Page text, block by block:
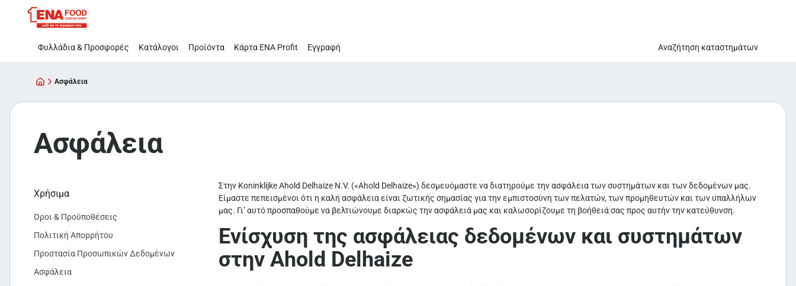
Παράλειψη
Ασφάλεια
Φυλλάδια & Προσφορές Κατάλογοι Προϊόντα Κάρτα ΕΝΑ Profit Εγγραφή Αναζήτηση καταστημάτων
Ασφάλεια
Ασφάλεια
Χρήσιμα
Όροι & Προϋποθέσεις
Πολιτική Απορρήτου
Προστασία Προσωπικών Δεδομένων
Ασφάλεια
Στην Koninklijke Ahold Delhaize N.V. («Ahold Delhaize») δεσμευόμαστε να διατηρούμε την ασφάλεια των συστημάτων και των δεδομένων μας.
Είμαστε πεπεισμένοι ότι η καλή ασφάλεια είναι ζωτικής σημασίας για την εμπιστοσύνη των πελατών, των προμηθευτών και των υπαλλήλων
μας. Γι’ αυτό προσπαθούμε να βελτιώνουμε διαρκώς την ασφάλειά μας και καλωσορίζουμε τη βοήθειά σας προς αυτήν την κατεύθυνση.
Ενίσχυση της ασφάλειας δεδομένων και συστημάτων
στην Ahold Delhaize